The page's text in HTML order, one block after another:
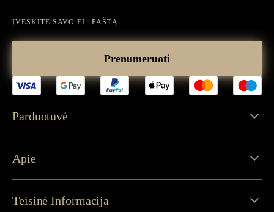
el.
paštą
Prenumeruoti
Parduotuvė
Apie
Teisinė Informacija